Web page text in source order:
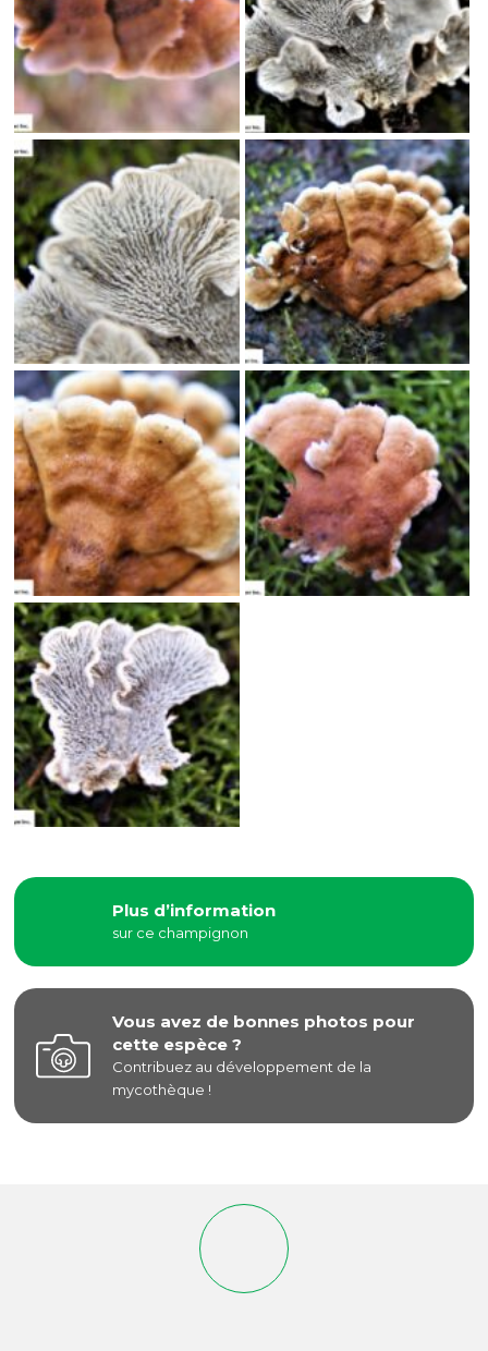
Plus d’information
sur ce champignon
Vous avez de bonnes photos pour
cette espèce ?
Contribuez au développement de la
mycothèque !